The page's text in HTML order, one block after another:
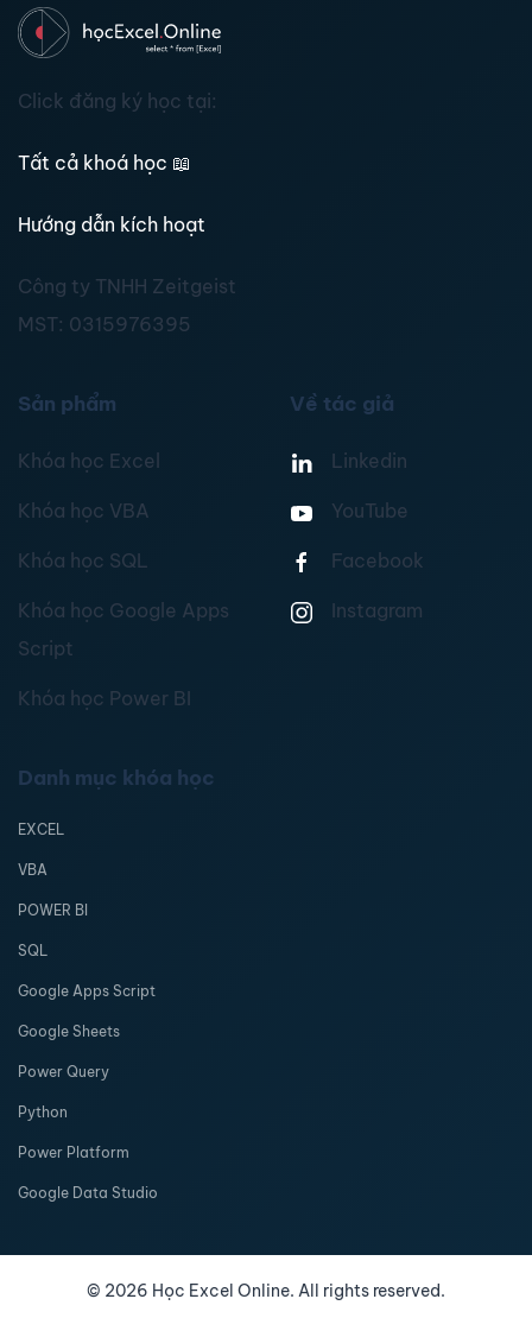
Click đăng ký học tại:
Tất cả khoá học 📖
Hướng dẫn kích hoạt
Công ty TNHH Zeitgeist
MST: 0315976395
Sản phẩm
Khóa học Excel
Khóa học VBA
Khóa học SQL
Khóa học Google Apps
Script
Khóa học Power BI
Về tác giả
Linkedin
YouTube
Facebook
Instagram
Danh mục khóa học
EXCEL
VBA
POWER BI
SQL
Google Apps Script
Google Sheets
Power Query
Python
Power Platform
Google Data Studio
© 2026 Học Excel Online. All rights reserved.